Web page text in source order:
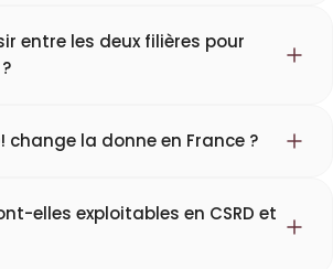
entre les deux filières pour
change la donne en France ?
elles exploitables en CSRD et